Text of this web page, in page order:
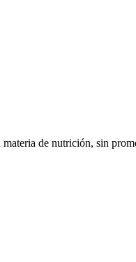
de nutrición, sin